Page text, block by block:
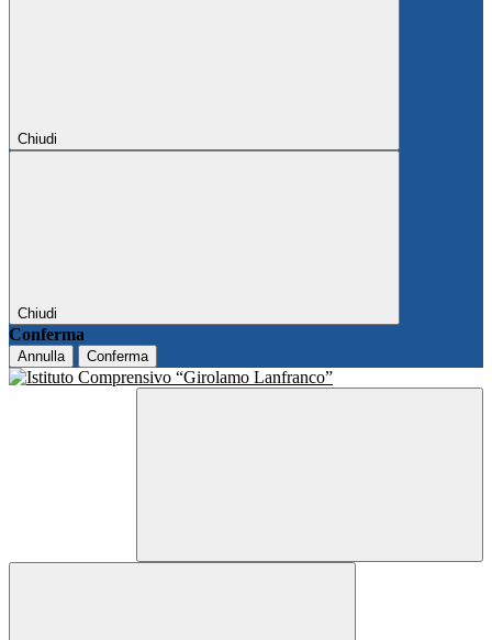
Chiudi
Chiudi
Conferma
Annulla Conferma